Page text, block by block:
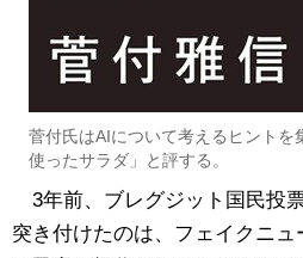
菅付氏はAIについて考えるヒントを
使ったサラダ」と評する。
3年前、ブレグジット国民投
突き付けたのは、フェイクニ